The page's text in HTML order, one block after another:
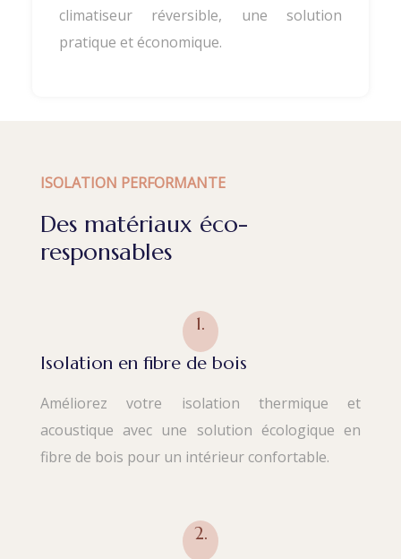
climatiseur réversible, une solution
pratique et économique.
ISOLATION PERFORMANTE
Des matériaux éco-
responsables
1.
Isolation en fibre de bois
Améliorez votre isolation thermique et
acoustique avec une solution écologique en
fibre de bois pour un intérieur confortable.
2.